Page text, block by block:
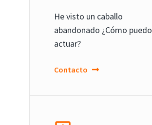
He visto un caballo
abandonado ¿Cómo puedo
actuar?
Contacto